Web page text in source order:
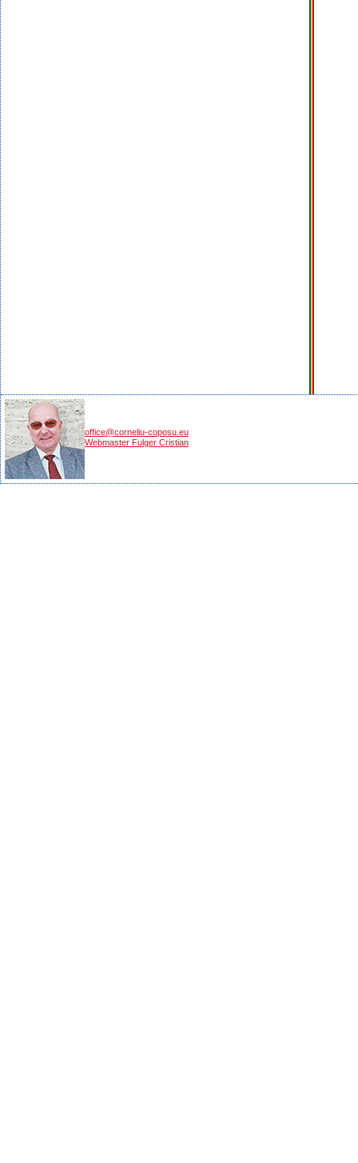
office@corneliu-coposu.eu
Webmaster Fulger Cristian